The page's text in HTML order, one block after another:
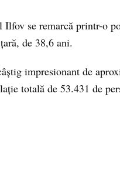
Ilfov se remarcă printr-o
de 38,6 ani.
impresionant de
totală de 53.431 de